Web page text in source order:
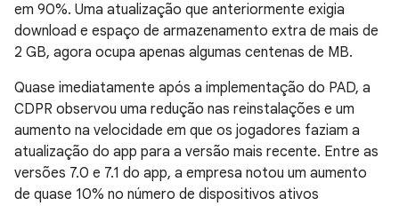
em 90%. Uma atualização que anteriormente exigia
download e espaço de armazenamento extra de mais de
2 GB, agora ocupa apenas algumas centenas de MB.
Quase imediatamente após a implementação do PAD, a
CDPR observou uma redução nas reinstalações e um
aumento na velocidade em que os jogadores faziam a
atualização do app para a versão mais recente. Entre as
versões 7.0 e 7.1 do app, a empresa notou um aumento
de quase 10% no número de dispositivos ativos